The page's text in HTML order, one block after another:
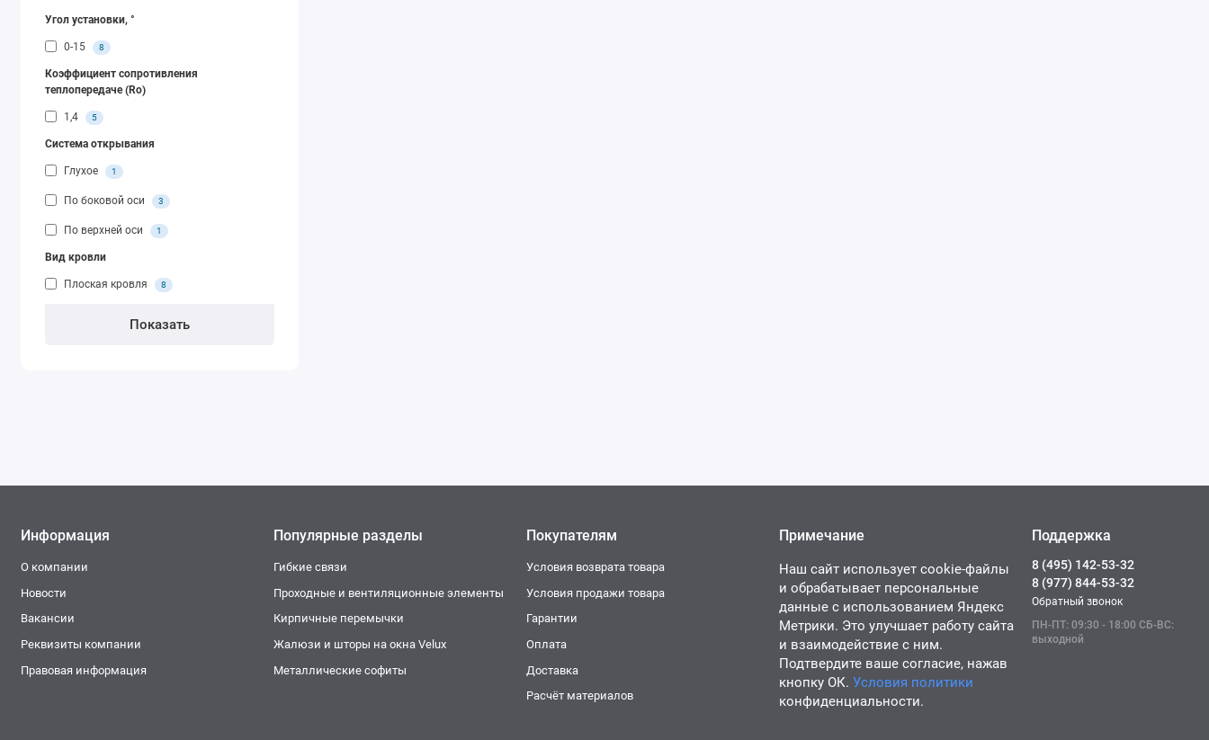
Угол установки, °
0-15 8
Коэффициент сопротивления
теплопередаче (Ro)
1,4 5
Система открывания
Глухое 1
По боковой оси 3
По верхней оси 1
Вид кровли
Плоская кровля 8
Информация
О компании
Новости
Вакансии
Реквизиты компании
Правовая информация
Популярные разделы
Гибкие связи
Проходные и вентиляционные элементы
Кирпичные перемычки
Жалюзи и шторы на окна Velux
Металлические софиты
Покупателям
Условия возврата товара
Условия продажи товара
Гарантии
Оплата
Доставка
Расчёт материалов
Примечание
Наш сайт использует cookie-файлы
и обрабатывает персональные
данные с использованием Яндекс
Метрики. Это улучшает работу сайта
и взаимодействие с ним.
Подтвердите ваше согласие, нажав
кнопку ОК.Условия политики
конфиденциальности.
Поддержка
8 (495) 142-53-32
8 (977) 844-53-32
Обратный звонок
ПН-ПТ: 09:30 - 18:00 СБ-ВС:
выходной